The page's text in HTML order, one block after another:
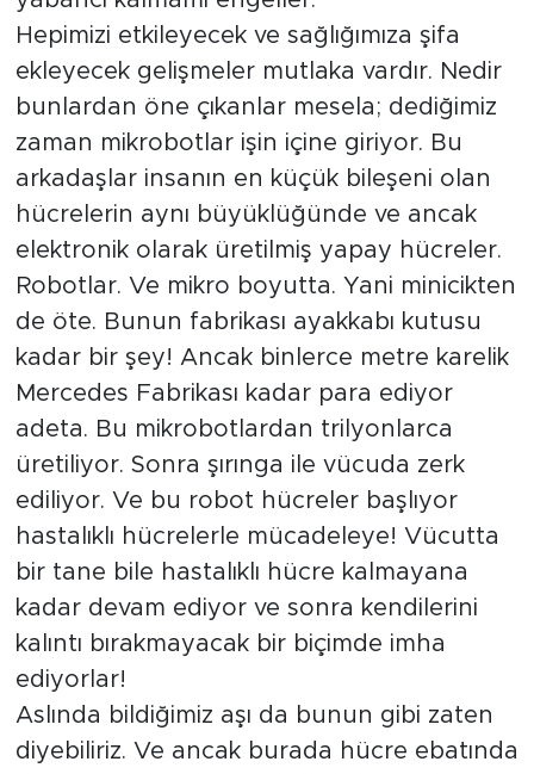
Hepimizi etkileyecek ve sağlığımıza şifa
ekleyecek gelişmeler mutlaka vardır. Nedir
bunlardan öne çıkanlar mesela; dediğimiz
zaman mikrobotlar işin içine giriyor. Bu
arkadaşlar insanın en küçük bileşeni olan
hücrelerin aynı büyüklüğünde ve ancak
elektronik olarak üretilmiş yapay hücreler.
Robotlar. Ve mikro boyutta. Yani minicikten
de öte. Bunun fabrikası ayakkabı kutusu
kadar bir şey! Ancak binlerce metre karelik
Mercedes Fabrikası kadar para ediyor
adeta. Bu mikrobotlardan trilyonlarca
üretiliyor. Sonra şırınga ile vücuda zerk
ediliyor. Ve bu robot hücreler başlıyor
hastalıklı hücrelerle mücadeleye! Vücutta
bir tane bile hastalıklı hücre kalmayana
kadar devam ediyor ve sonra kendilerini
kalıntı bırakmayacak bir biçimde imha
ediyorlar!
Aslında bildiğimiz aşı da bunun gibi zaten
diyebiliriz. Ve ancak burada hücre ebatında